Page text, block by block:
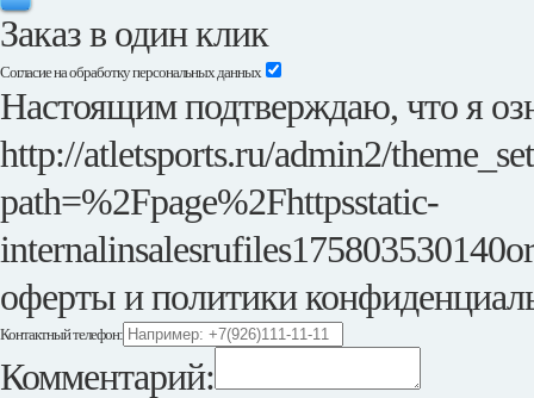
Заказ в один клик
Согласие на обработку персональных данных
Настоящим подтверждаю, что я
http://atletsports.ru/admin2/
path=%2Fpage%2Fhttpsstatic-
оферты и политики
Контактный телефон:
Комментарий: